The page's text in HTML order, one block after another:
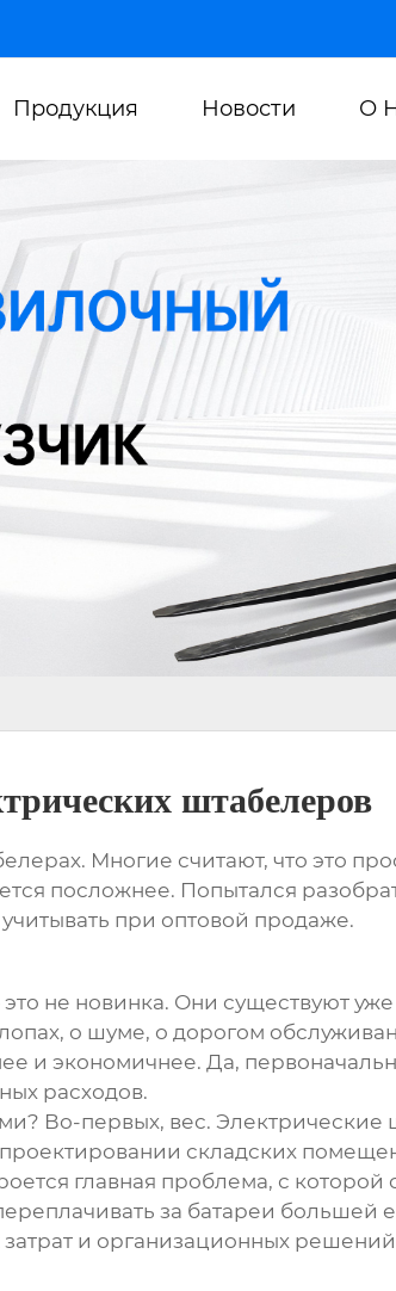
Продукция Новости О
штабелеров
Многие считают, что это
посложнее. Попытался
при оптовой продаже.
не новинка. Они существуют
о шуме, о дорогом
и экономичнее. Да,
расходов.
Во-первых, вес.
проектировании складских
главная проблема, с
за батареи большей
и организационных